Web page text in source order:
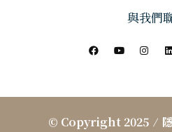
與我們
© Copyright 2025